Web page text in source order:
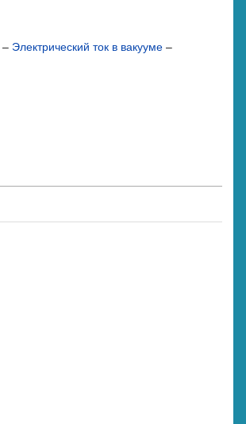
– Электрический ток в вакууме –